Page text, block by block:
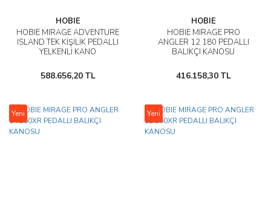
HOBIE
HOBIE MIRAGE ADVENTURE
ISLAND TEK KİŞİLİK PEDALLI
YELKENLİ KANO
588.656,20 TL
HOBIE
HOBIE MIRAGE PRO
ANGLER 12 180 PEDALLI
BALIKÇI KANOSU
416.158,30 TL
Yeni Yeni